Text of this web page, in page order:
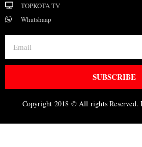
TOPKOTA TV
Whatshaap
SUBSCRIBE
Copyright 2018 © All rights Reserved.